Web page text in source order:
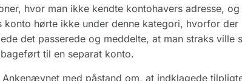
hvor man ikke kendte kontohavers adresse,
konto hørte ikke under denne kategori, hvorfor der
det passerede og meddelte, at man straks ville
til en separat konto.
med påstand om, at indklagede